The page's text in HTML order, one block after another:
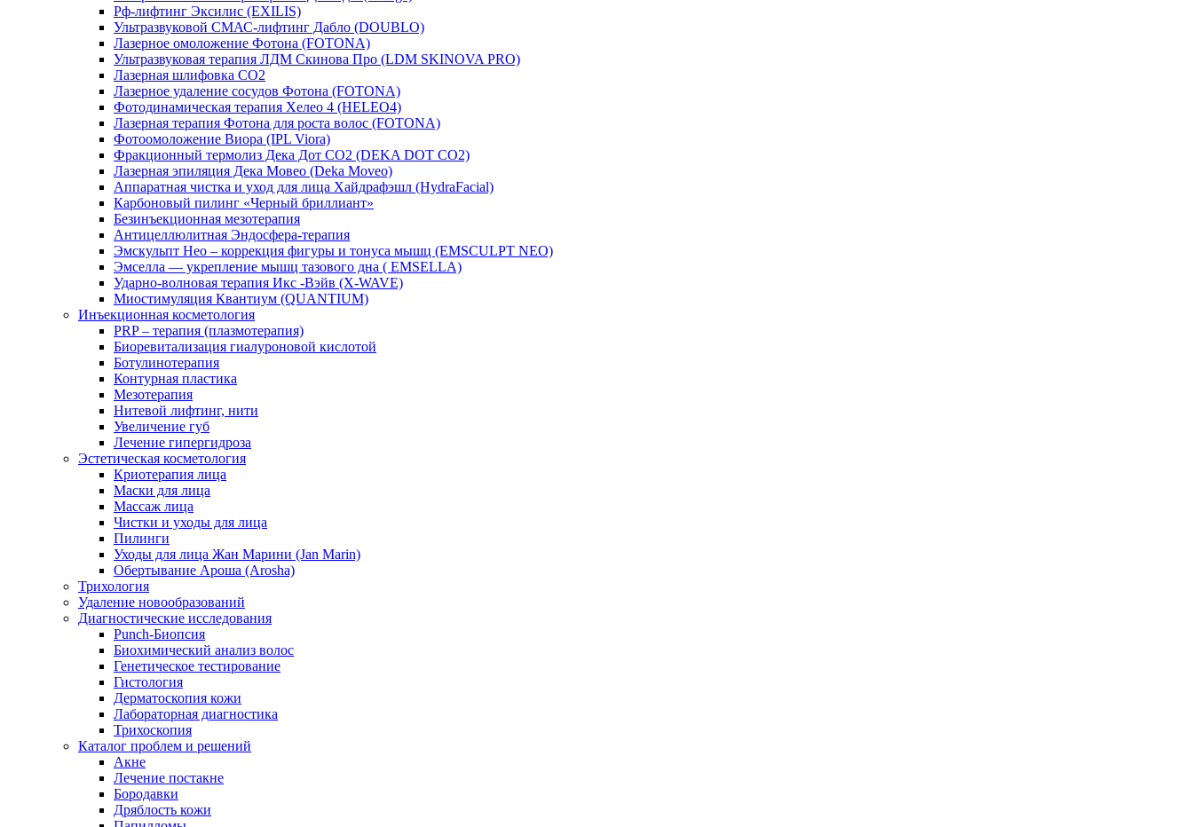
Рф-лифтинг Эксилис (EXILIS)
Ультразвуковой СМАС-лифтинг Дабло (DOUBLO)
Лазерное омоложение Фотона (FOTONA)
Ультразвуковая терапия ЛДМ Скинова Про (LDM SKINOVA PRO)
Лазерная шлифовка CO2
Лазерное удаление сосудов Фотона (FOTONA)
Фотодинамическая терапия Хелео 4 (HELEO4)
Лазерная терапия Фотона для роста волос (FOTONA)
Фотоомоложение Виора (IPL Viora)
Фракционный термолиз Дека Дот СО2 (DEKA DOT CO2)
Лазерная эпиляция Дека Мовео (Deka Moveo)
Аппаратная чистка и уход для лица Хайдрафэшл (HydraFacial)
Карбоновый пилинг «Черный бриллиант»
Безинъекционная мезотерапия
Антицеллюлитная Эндосфера-терапия
Эмскульпт Нео – коррекция фигуры и тонуса мышц (EMSCULPT NEO)
Эмселла — укрепление мышц тазового дна ( EMSELLA)
Ударно-волновая терапия Икс -Вэйв (X-WAVE)
Миостимуляция Квантиум (QUANTIUM)
Инъекционная косметология
PRP – терапия (плазмотерапия)
Биоревитализация гиалуроновой кислотой
Ботулинотерапия
Контурная пластика
Мезотерапия
Нитевой лифтинг, нити
Увеличение губ
Лечение гипергидроза
Эстетическая косметология
Криотерапия лица
Маски для лица
Массаж лица
Чистки и уходы для лица
Пилинги
Уходы для лица Жан Марини (Jan Marin)
Обертывание Ароша (Arosha)
Трихология
Удаление новообразований
Диагностические исследования
Punch-Биопсия
Биохимический анализ волос
Генетическое тестирование
Гистология
Дерматоскопия кожи
Лабораторная диагностика
Трихоскопия
Каталог проблем и решений
Акне
Лечение постакне
Бородавки
Дряблость кожи